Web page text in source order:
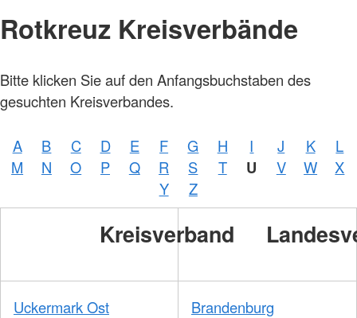
Rotkreuz Kreisverbände
Bitte klicken Sie auf den Anfangsbuchstaben des
gesuchten Kreisverbandes.
A B C D E F G H I J K
L
M
N O P Q R S T U V W
X
Y
Z
Kreisverband
Uckermark Ost Brandenburg
Foto:
Zelck /
GmbH